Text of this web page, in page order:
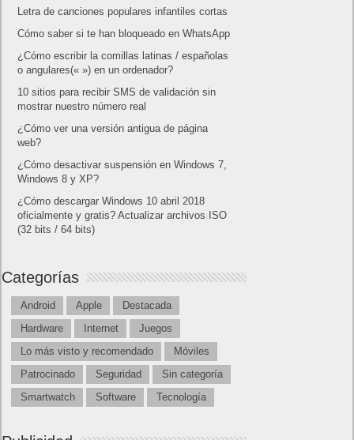
Letra de canciones populares infantiles cortas
Cómo saber si te han bloqueado en WhatsApp
¿Cómo escribir la comillas latinas / españolas
o angulares(« ») en un ordenador?
10 sitios para recibir SMS de validación sin
mostrar nuestro número real
¿Cómo ver una versión antigua de página
web?
¿Cómo desactivar suspensión en Windows 7,
Windows 8 y XP?
¿Cómo descargar Windows 10 abril 2018
oficialmente y gratis? Actualizar archivos ISO
(32 bits / 64 bits)
Categorías
Android Apple
Destacada
Hardware
Internet
Juegos
Lo más visto y recomendado
Móviles
Patrocinado
Seguridad
Sin categoría
Smartwatch
Software Tecnología